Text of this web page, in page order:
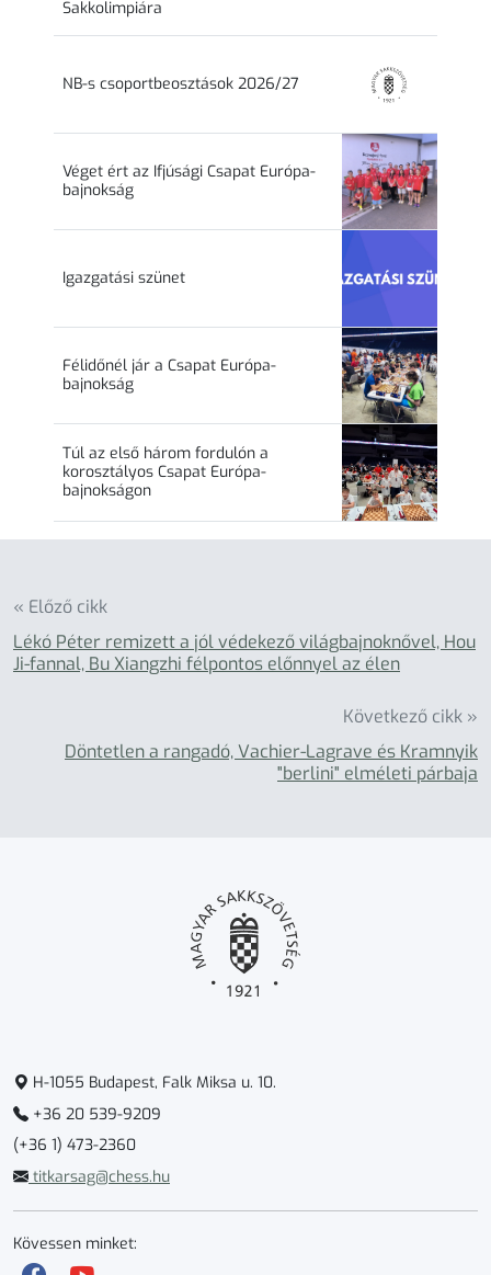
Sakkolimpiára
NB-s csoportbeosztások 2026/27
Véget ért az Ifjúsági Csapat Európa-
bajnokság
Igazgatási szünet
Félidőnél jár a Csapat Európa-
bajnokság
Túl az első három fordulón a
korosztályos Csapat Európa-
bajnokságon
« Előző cikk
Lékó Péter remizett a jól védekező világbajnoknővel, Hou
Ji-fannal, Bu Xiangzhi félpontos előnnyel az élen
Következő cikk »
Döntetlen a rangadó, Vachier-Lagrave és Kramnyik
"berlini" elméleti párbaja
H-1055 Budapest, Falk Miksa u. 10.
+36 20 539-9209
(+36 1) 473-2360
titkarsag@chess.hu
Kövessen minket: